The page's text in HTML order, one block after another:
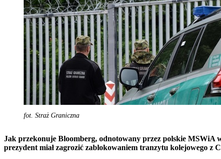
fot. Straż Graniczna
Jak przekonuje Bloomberg, odnotowany przez polskie MSWiA
prezydent miał zagrozić zablokowaniem tranzytu kolejowego z